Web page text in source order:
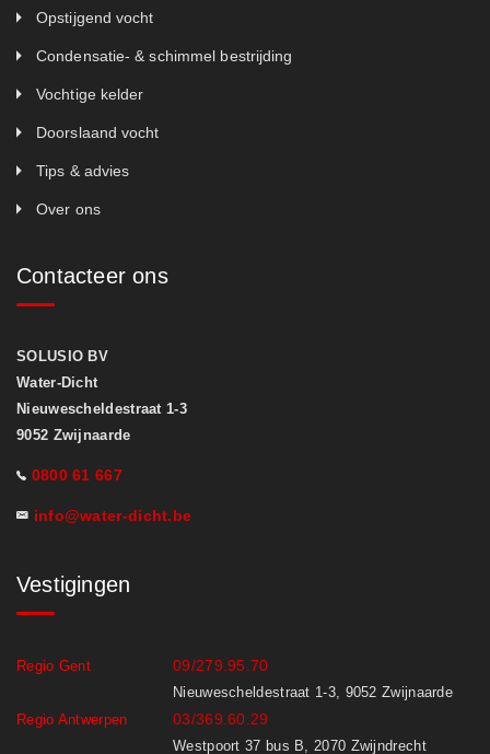
Opstijgend vocht
Condensatie- & schimmel bestrijding
Vochtige kelder
Doorslaand vocht
Tips & advies
Over ons
Contacteer ons
SOLUSIO BV
Water-Dicht
Nieuwescheldestraat 1-3
9052 Zwijnaarde
0800 61 667
info@water-dicht.be
Vestigingen
Regio Gent 09/279.95.70
Nieuwescheldestraat 1-3, 9052 Zwijnaarde
Regio Antwerpen
03/369.60.29
Westpoort 37 bus B, 2070 Zwijndrecht